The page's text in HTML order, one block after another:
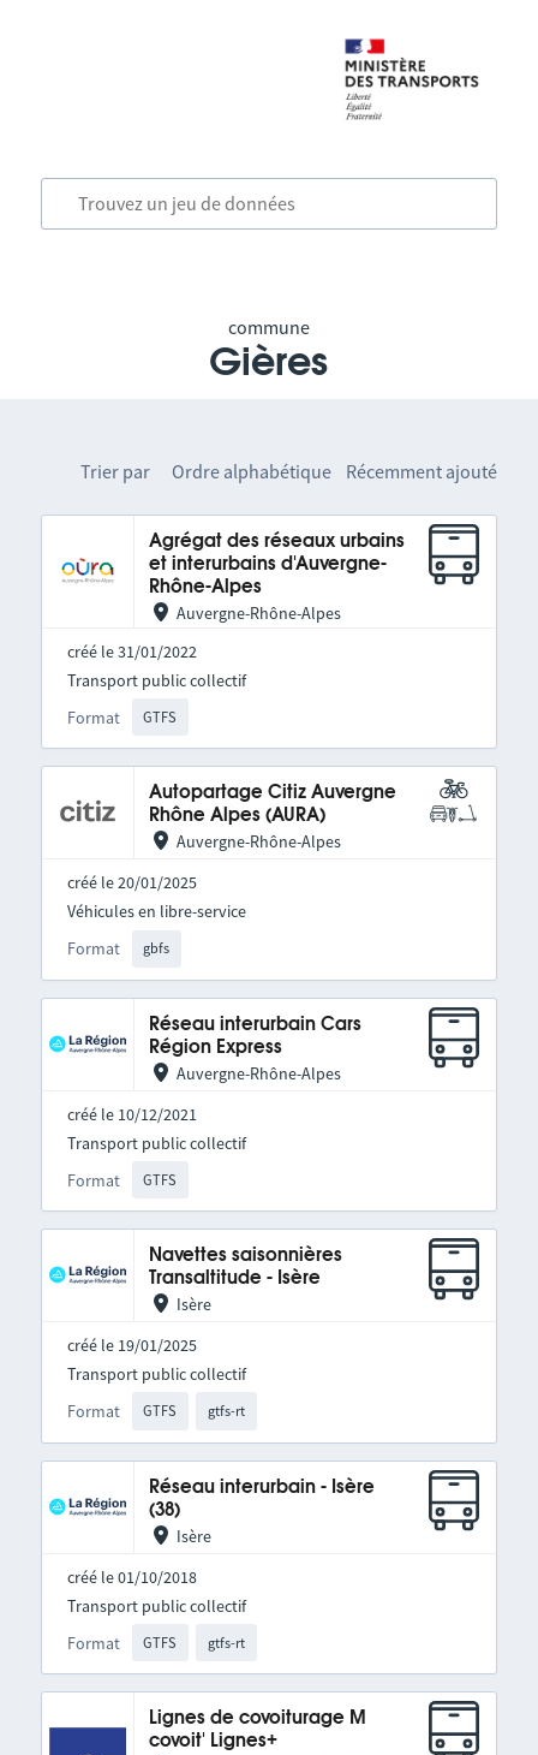
commune
Gières
Trier par Ordre alphabétique Récemment ajouté
Agrégat des réseaux urbains
et interurbains d'Auvergne-
Rhône-Alpes
Auvergne-Rhône-Alpes
créé le 31/01/2022
Format GTFS
Transport public collectif
Autopartage Citiz Auvergne
Rhône Alpes (AURA)
Auvergne-Rhône-Alpes
créé le 20/01/2025
Format gbfs
Véhicules en libre-service
Réseau interurbain Cars
Région Express
Auvergne-Rhône-Alpes
créé le 10/12/2021
Format GTFS
Transport public collectif
Navettes saisonnières
Transaltitude - Isère
Isère
créé le 19/01/2025
Format GTFS gtfs-rt
Transport public collectif
Réseau interurbain - Isère
(38)
Isère
créé le 01/10/2018
Format GTFS gtfs-rt
Transport public collectif
Lignes de covoiturage M
covoit' Lignes+